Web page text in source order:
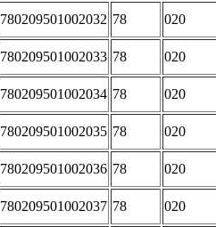
780209501002032 78 020
780209501002033 78 020
780209501002034 78 020
780209501002035 78 020
780209501002036 78 020
780209501002037 78 020